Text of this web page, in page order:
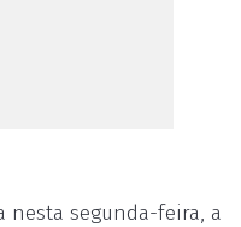
nesta segunda-feira, a